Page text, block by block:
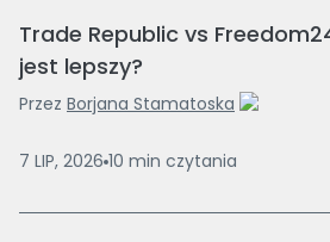
Trade Republic vs
jest lepszy?
Przez Borjana Stamatoska
7 LIP, 2026 10 min czytania